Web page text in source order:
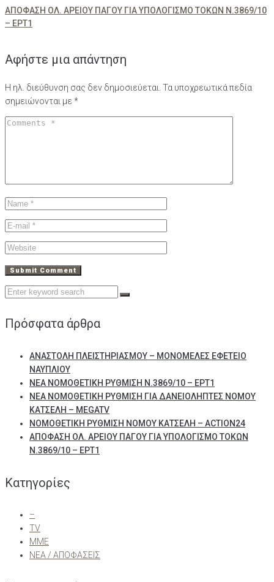
ΑΠΟΦΑΣΗ ΟΛ. ΑΡΕΙΟΥ ΠΑΓΟΥ ΓΙΑ ΥΠΟΛΟΓΙΣΜΟ ΤΟΚΩΝ Ν.3869/10
– ΕΡΤ1
Αφήστε μια απάντηση
Η ηλ. διεύθυνση σας δεν δημοσιεύεται. Τα υποχρεωτικά πεδία
σημειώνονται με *
Search
Πρόσφατα άρθρα
ΑΝΑΣΤΟΛΗ ΠΛΕΙΣΤΗΡΙΑΣΜΟΥ – ΜΟΝΟΜΕΛΕΣ ΕΦΕΤΕΙΟ
ΝΑΥΠΛΙΟΥ
ΝΕΑ ΝΟΜΟΘΕΤΙΚΗ ΡΥΘΜΙΣΗ Ν.3869/10 – ΕΡΤ1
ΝΕΑ ΝΟΜΟΘΕΤΙΚΗ ΡΥΘΜΙΣΗ ΓΙΑ ΔΑΝΕΙΟΛΗΠΤΕΣ ΝΟΜΟΥ
ΚΑΤΣΕΛΗ – MEGATV
ΝΟΜΟΘΕΤΙΚΗ ΡΥΘΜΙΣΗ ΝΟΜΟΥ ΚΑΤΣΕΛΗ – ACTION24
ΑΠΟΦΑΣΗ ΟΛ. ΑΡΕΙΟΥ ΠΑΓΟΥ ΓΙΑ ΥΠΟΛΟΓΙΣΜΟ ΤΟΚΩΝ
Ν.3869/10 – ΕΡΤ1
Kατηγορίες
–
TV
ΜΜΕ
ΝΕΑ / ΑΠΟΦΑΣΕΙΣ